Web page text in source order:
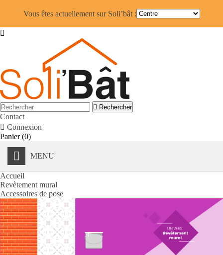
Vous êtes actuellement sur Soli’bât :

 Rechercher
Contact
 Connexion
Panier (0)
MENU
Accueil
Revètement mural
Accessoires de pose